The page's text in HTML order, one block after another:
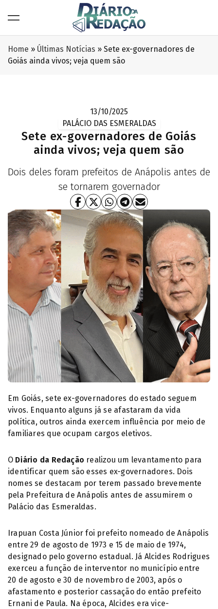
Home » Últimas Notícias » Sete ex-governadores de
Goiás ainda vivos; veja quem são
13/10/2025
PALÁCIO DAS ESMERALDAS
Sete ex-governadores de Goiás
ainda vivos; veja quem são
Dois deles foram prefeitos de Anápolis antes de
se tornarem governador
Ex-governadores de Goiás (Foto: Reprodução)
Em Goiás, sete ex-governadores do estado seguem
vivos. Enquanto alguns já se afastaram da vida
política, outros ainda exercem influência por meio de
familiares que ocupam cargos eletivos.
O Diário da Redação realizou um levantamento para
identificar quem são esses ex-governadores. Dois
nomes se destacam por terem passado brevemente
pela Prefeitura de Anápolis antes de assumirem o
Palácio das Esmeraldas.
Irapuan Costa Júnior foi prefeito nomeado de Anápolis
entre 29 de agosto de 1973 e 15 de maio de 1974,
designado pelo governo estadual. Já Alcides Rodrigues
exerceu a função de interventor no município entre
20 de agosto e 30 de novembro de 2003, após o
afastamento e posterior cassação do então prefeito
Ernani de Paula. Na época, Alcides era vice-